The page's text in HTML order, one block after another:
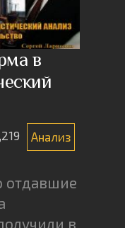
в
Анализ
отдавшие
в